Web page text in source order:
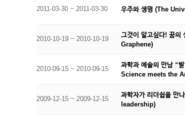
2011-03-30 ~ 2011-03-30 우주와 생명 (The
2010-10-19 ~ 2010-10-19
그것이 알고싶다! 꿈
Graphene)
2010-09-15 ~ 2010-09-15
과학과 예술의 만남 “
Science meets the
2009-12-15 ~ 2009-12-15
과학자가 리더쉽을 만
leadership)